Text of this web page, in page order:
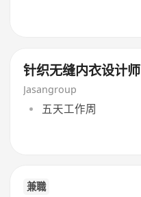
针织无缝内衣设计师
Jasangroup
五天工作周
兼職